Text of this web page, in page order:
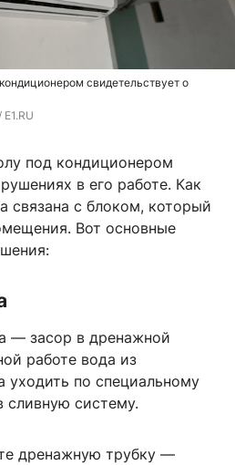
свидетельствует о
под кондиционером
в его работе. Как
связана с блоком, который
Вот основные
— засор в дренажной
работе вода из
уходить по специальному
сливную систему.
дренажную трубку —